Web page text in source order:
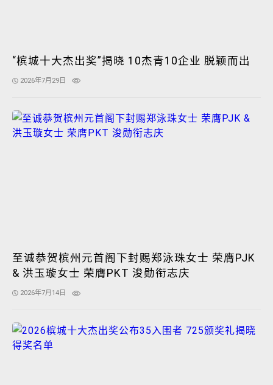
“槟城十大杰出奖”揭晓 10杰青10企业 脱颖而出
2026年7月29日
至诚恭贺槟州元首阁下封赐郑泳珠女士 荣膺PJK
& 洪玉璇女士 荣膺PKT 浚勋衔志庆
2026年7月14日